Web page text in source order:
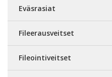
Eväsrasiat
Fileerausveitset
Fileointiveitset